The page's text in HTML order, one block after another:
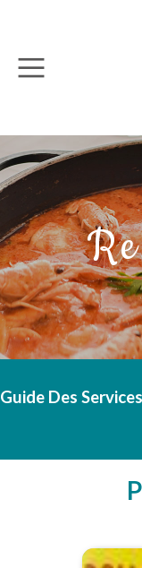
Aller au contenu
Rechercher
Guide Des